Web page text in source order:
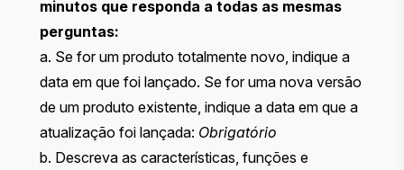
minutos que responda a todas as mesmas
perguntas:
a. Se for um produto totalmente novo, indique a
data em que foi lançado. Se for uma nova versão
de um produto existente, indique a data em que a
atualização foi lançada: Obrigatório
b. Descreva as características, funções e